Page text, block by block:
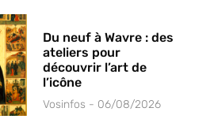
Du neuf à Wavre : des
ateliers pour
découvrir l’art de
l’icône
Vosinfos 06/08/2026